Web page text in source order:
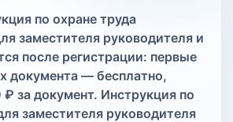
по охране труда
заместителя руководителя и
после регистрации: первые
документа — бесплатно,
за документ. Инструкция по
заместителя руководителя